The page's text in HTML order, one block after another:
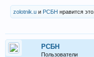
zolotnik.u и РСБН нравится это.
РСБН
Пользователи